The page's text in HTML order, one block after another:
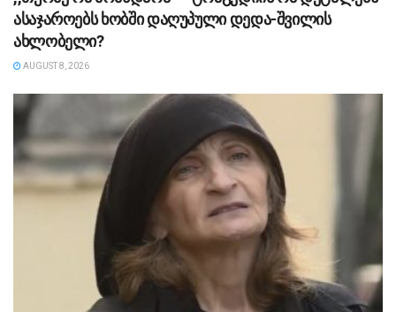
ასაჯაროებს ხობში დაღუპული დედა-შვილის
ახლობელი?
AUGUST 8, 2026